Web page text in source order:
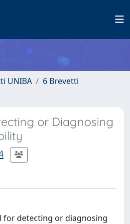
UNIBA
6 Brevetti
or Diagnosing
for detecting or diagnosing